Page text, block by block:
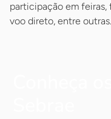
participação em feiras,
voo direto, entre outras.